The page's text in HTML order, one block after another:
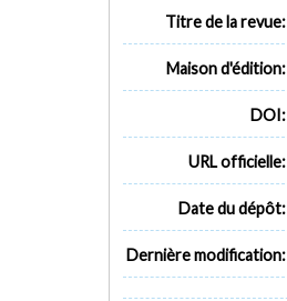
Titre de la revue:
Maison d'édition:
DOI:
URL officielle:
Date du dépôt:
Dernière modification: